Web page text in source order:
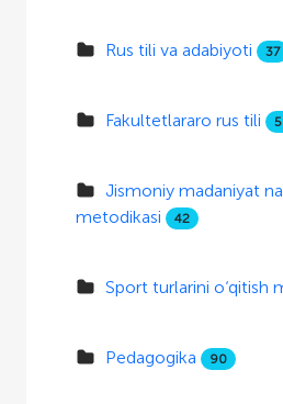
Rus tili va adabiyoti 37
Fakultetlararo rus tili
Jismoniy madaniyat
metodikasi
42
Sport turlarini o‘qitish
Pedagogika 90